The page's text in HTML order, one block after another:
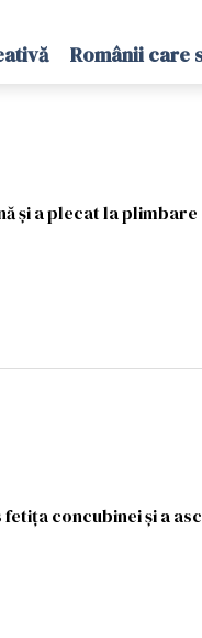
Românii care
și a plecat la plimbare
concubinei şi a